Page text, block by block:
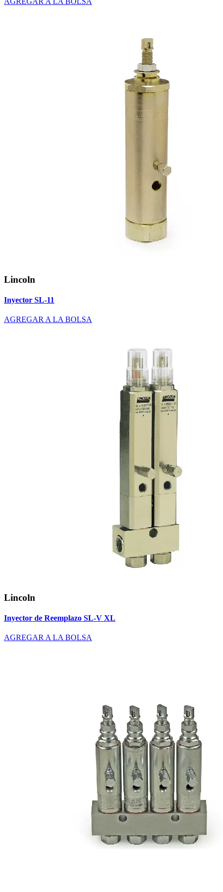
Lincoln
Inyector SL-11
AGREGAR A LA BOLSA
Lincoln
Inyector de Reemplazo SL-V XL
AGREGAR A LA BOLSA